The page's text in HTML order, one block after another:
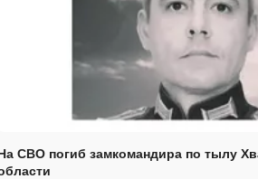
СВО погиб замкомандира по тылу